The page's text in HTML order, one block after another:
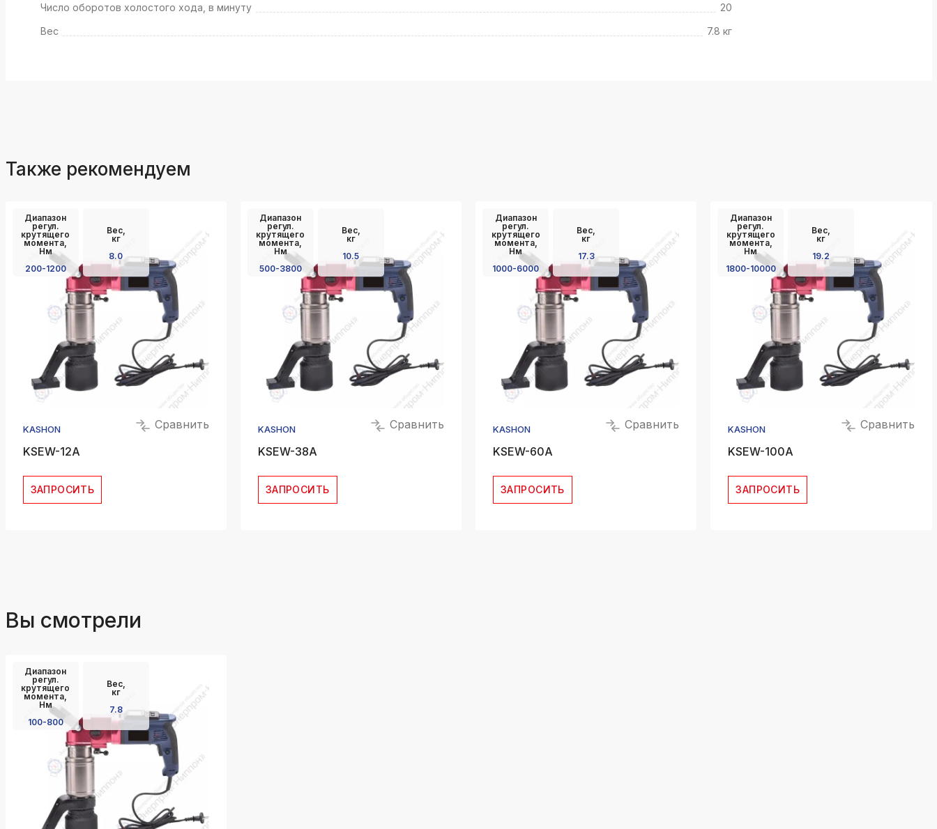
Число оборотов холостого хода, в минуту
20
Вес
7.8 кг
Также рекомендуем
Диапазон
регул.
крутящего
момента,
Нм
200-1200
Вес,
кг
8.0
KASHON
Сравнить
KSEW-12A
ЗАПРОСИТЬ
Диапазон
регул.
крутящего
момента,
Нм
500-3800
Вес,
кг
10.5
KASHON
Сравнить
KSEW-38A
ЗАПРОСИТЬ
Диапазон
регул.
крутящего
момента,
Нм
1000-6000
Вес,
кг
17.3
KASHON
Сравнить
KSEW-60A
ЗАПРОСИТЬ
Диапазон
регул.
крутящего
момента,
Нм
1800-10000
Вес,
кг
19.2
KASHON
Сравнить
KSEW-100A
ЗАПРОСИТЬ
Вы смотрели
Диапазон
регул.
крутящего
момента,
Нм
100-800
Вес,
кг
7.8